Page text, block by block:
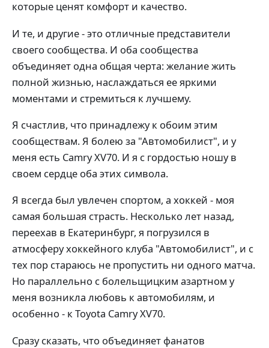
которые ценят комфорт и качество.
И те, и другие - это отличные представители
своего сообщества. И оба сообщества
объединяет одна общая черта: желание жить
полной жизнью, наслаждаться ее яркими
моментами и стремиться к лучшему.
Я счастлив, что принадлежу к обоим этим
сообществам. Я болею за "Автомобилист", и у
меня есть Camry XV70. И я с гордостью ношу в
своем сердце оба этих символа.
Я всегда был увлечен спортом, а хоккей - моя
самая большая страсть. Несколько лет назад,
переехав в Екатеринбург, я погрузился в
атмосферу хоккейного клуба "Автомобилист", и с
тех пор стараюсь не пропустить ни одного матча.
Но параллельно с болельщицким азартном у
меня возникла любовь к автомобилям, и
особенно - к Toyota Camry XV70.
Сразу сказать, что объединяет фанатов